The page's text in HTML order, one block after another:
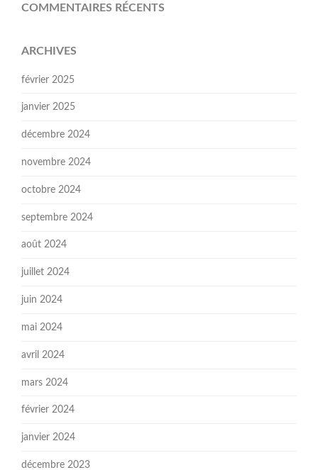
COMMENTAIRES RÉCENTS
ARCHIVES
février 2025
janvier 2025
décembre 2024
novembre 2024
octobre 2024
septembre 2024
août 2024
juillet 2024
juin 2024
mai 2024
avril 2024
mars 2024
février 2024
janvier 2024
décembre 2023